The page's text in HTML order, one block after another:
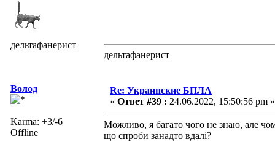
дельтафанерист
дельтафанерист
Волод
Karma: +3/-6
Offline
Re: Украинские БПЛА
« Ответ #39 : 24.06.2022, 15:50:56 pm »
Можливо, я багато чого не знаю, але
що спроби занадто вдалі?